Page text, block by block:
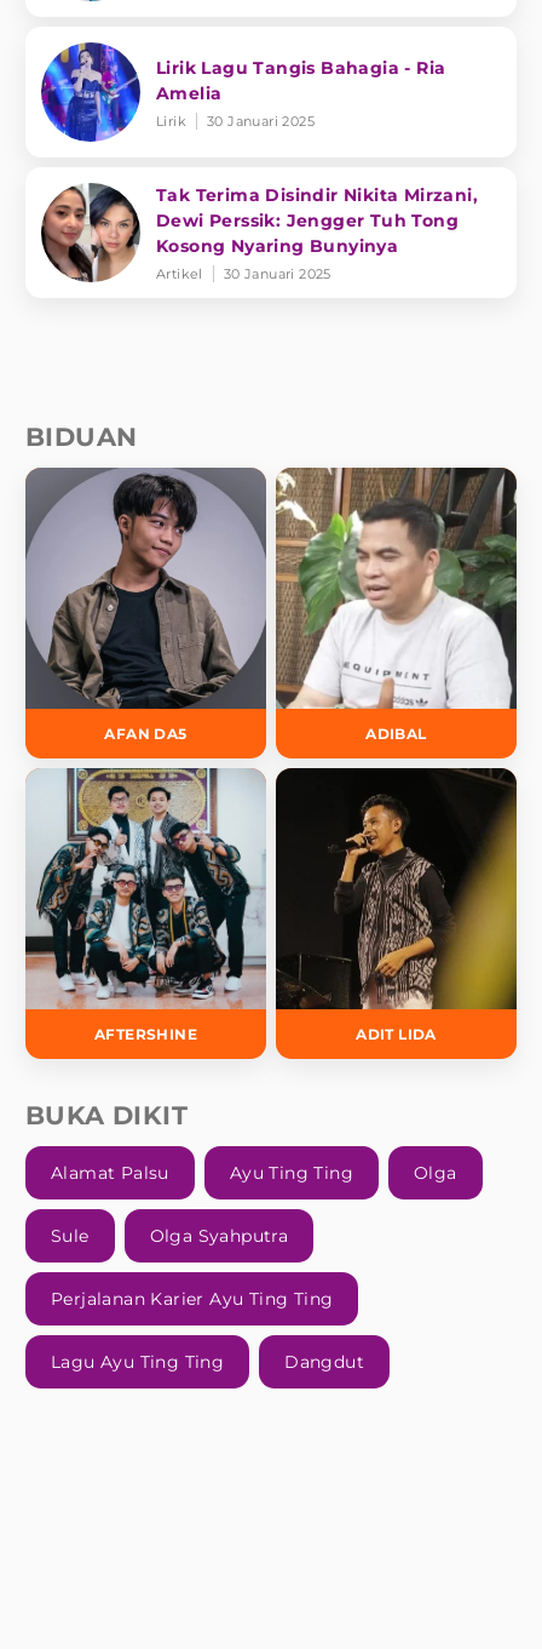
Lirik Lagu Tangis Bahagia - Ria
Amelia
Lirik 30 Januari 2025
Tak Terima Disindir Nikita Mirzani,
Dewi Perssik: Jengger Tuh Tong
Kosong Nyaring Bunyinya
Artikel 30 Januari 2025
BIDUAN
AFAN DA5 ADIBAL
AFTERSHINE ADIT LIDA
BUKA DIKIT
Alamat Palsu Ayu Ting Ting Olga
Sule Olga Syahputra
Perjalanan Karier Ayu Ting Ting
Lagu Ayu Ting Ting Dangdut